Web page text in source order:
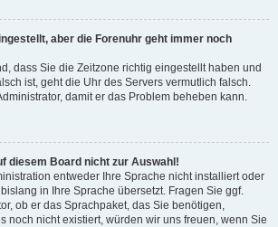
aber die Forenuhr geht immer noch
dass Sie die Zeitzone richtig eingestellt haben und
ist, geht die Uhr des Servers vermutlich falsch.
damit er das Problem beheben kann.
diesem Board nicht zur Auswahl!
entweder Ihre Sprache nicht installiert oder
in Ihre Sprache übersetzt. Fragen Sie ggf.
ob er das Sprachpaket, das Sie benötigen,
noch nicht existiert, würden wir uns freuen, wenn Sie